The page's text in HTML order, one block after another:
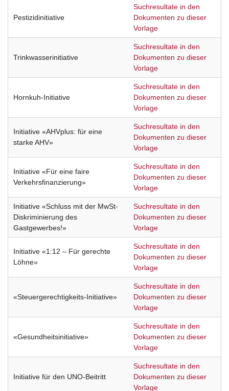
Pestizidinitiative
Suchresultate in den
Dokumenten zu dieser
Vorlage
Trinkwasserinitiative
Suchresultate in den
Dokumenten zu dieser
Vorlage
Hornkuh-Initiative
Suchresultate in den
Dokumenten zu dieser
Vorlage
Initiative «AHVplus: für eine
starke AHV»
Suchresultate in den
Dokumenten zu dieser
Vorlage
Initiative «Für eine faire
Verkehrsfinanzierung»
Suchresultate in den
Dokumenten zu dieser
Vorlage
Initiative «Schluss mit der MwSt-
Diskriminierung des
Gastgewerbes!»
Suchresultate in den
Dokumenten zu dieser
Vorlage
Initiative «1:12 – Für gerechte
Löhne»
Suchresultate in den
Dokumenten zu dieser
Vorlage
«Steuergerechtigkeits-Initiative»
Suchresultate in den
Dokumenten zu dieser
Vorlage
«Gesundheitsinitiative»
Suchresultate in den
Dokumenten zu dieser
Vorlage
Initiative für den UNO-Beitritt
Suchresultate in den
Dokumenten zu dieser
Vorlage